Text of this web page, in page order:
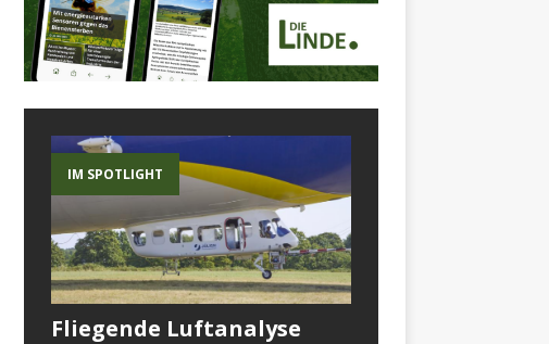
IM SPOTLIGHT
Fliegende Luftanalyse